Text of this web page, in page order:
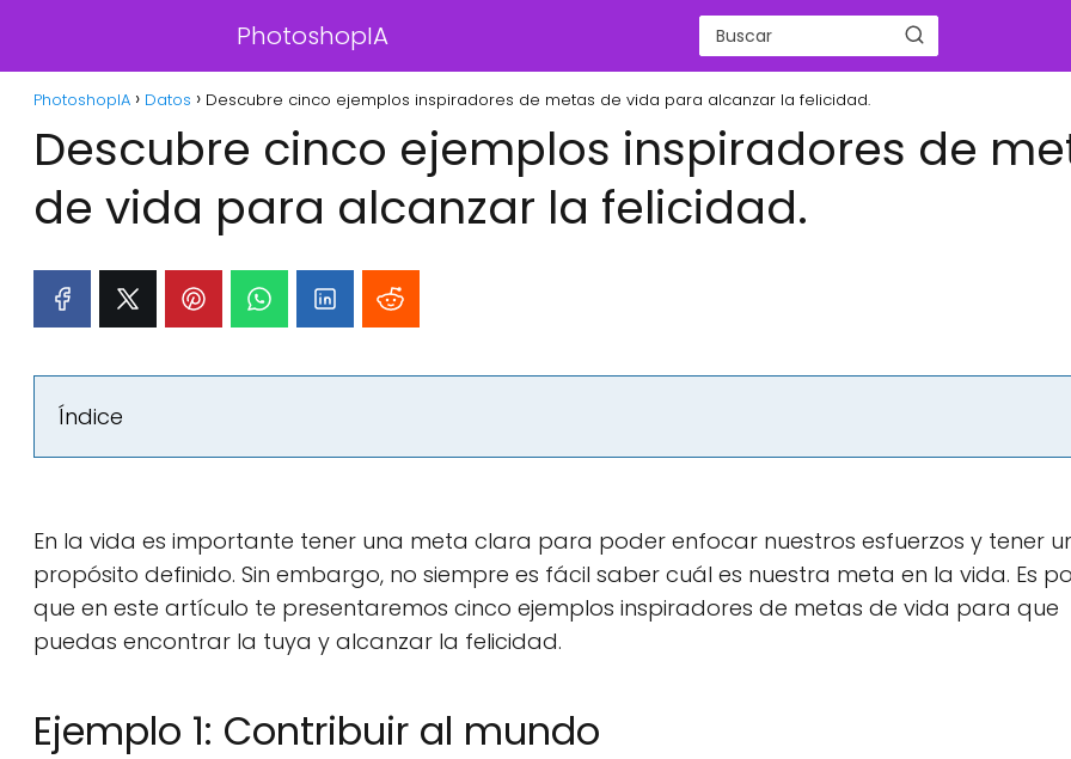
PhotoshopIA
PhotoshopIA Datos Descubre cinco ejemplos inspiradores de metas de vida para alcanzar la felicidad.
Descubre cinco ejemplos inspiradores de
de vida para alcanzar la felicidad.
Índice
En la vida es importante tener una meta clara para poder enfocar nuestros esfuerzos y tener
propósito definido. Sin embargo, no siempre es fácil saber cuál es nuestra meta en la vida. Es
que en este artículo te presentaremos cinco ejemplos inspiradores de metas de vida para que
puedas encontrar la tuya y alcanzar la felicidad.
Ejemplo 1: Contribuir al mundo